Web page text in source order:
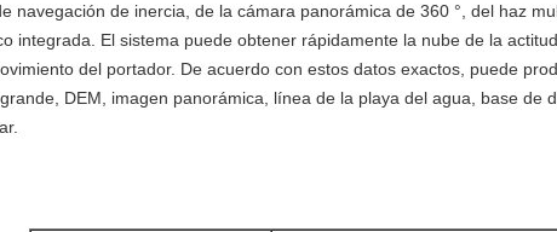
navegación de inercia, de la cámara panorámica de 360 °, del haz
integrada. El sistema puede obtener rápidamente la nube de la
del portador. De acuerdo con estos datos exactos, puede
DEM, imagen panorámica, línea de la playa del agua, base